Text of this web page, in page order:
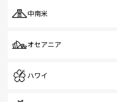
中南米
オセアニア
ハワイ